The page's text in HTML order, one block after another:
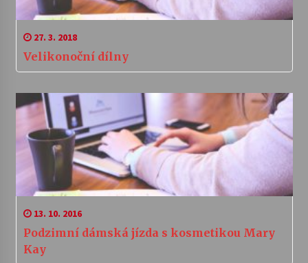
27. 3. 2018
Velikonoční dílny
13. 10. 2016
Podzimní dámská jízda s kosmetikou Mary
Kay